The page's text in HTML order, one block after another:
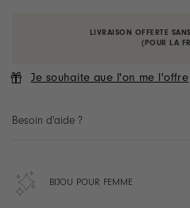
LIVRAISON OFFERTE
(POUR LA
Je souhaite que l'on me l'offre
Besoin d'aide ?
BIJOU POUR FEMME